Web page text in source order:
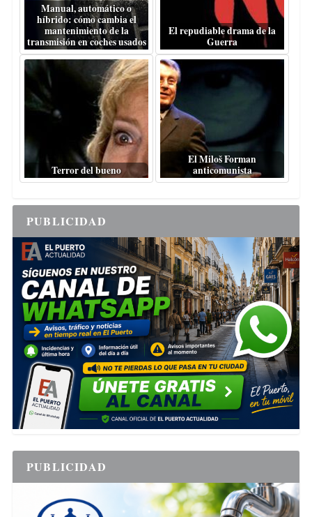
Manual, automático o
híbrido: cómo cambia el
mantenimiento de la
transmisión en coches usados
El repudiable drama de la
Guerra
Terror del bueno
El Miloš Forman
anticomunista
PUBLICIDAD
PUBLICIDAD